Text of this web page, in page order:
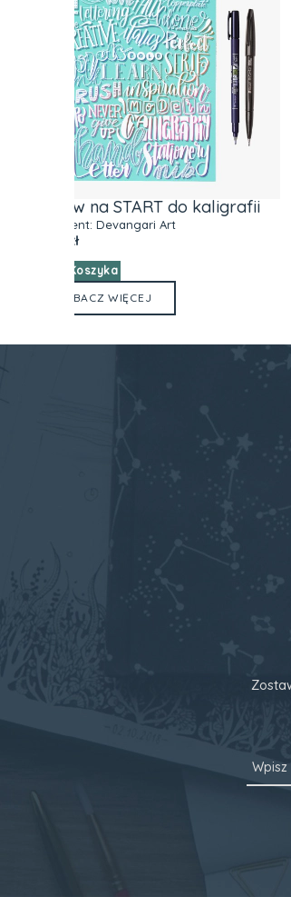
Zeszyt z ćwiczeniami do
letteringu PODSTAWY
Producent:
89,90 zł
Do Koszyka